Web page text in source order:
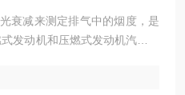
衰减来测定排气中的烟度，是
发动机和压燃式发动机汽车排
T506-2004的有关标准而设计